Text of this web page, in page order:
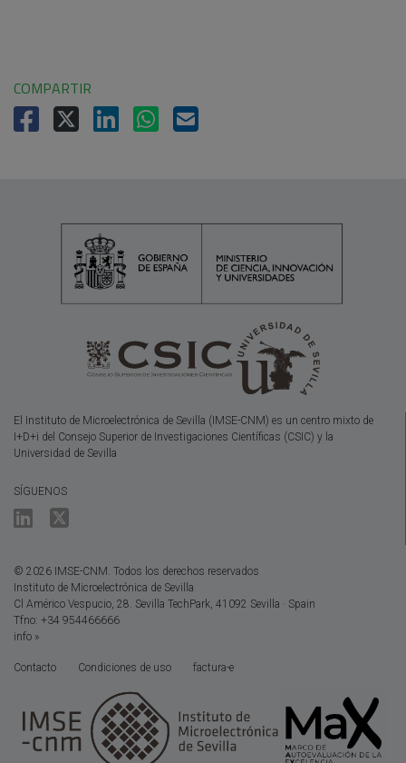
COMPARTIR
El Instituto de Microelectrónica de Sevilla (IMSE-CNM) es un centro mixto de
I+D+i del Consejo Superior de Investigaciones Científicas (CSIC) y la
Universidad de Sevilla
SÍGUENOS
© 2026 IMSE-CNM. Todos los derechos reservados
Instituto de Microelectrónica de Sevilla
Cl Américo Vespucio, 28. Sevilla TechPark, 41092 Sevilla · Spain
Tfno: +34 954466666
info »
Contacto Condiciones de uso factura-e